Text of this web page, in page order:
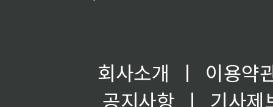
회사소개 ㅣ
이용약
공지사항
ㅣ
기사제